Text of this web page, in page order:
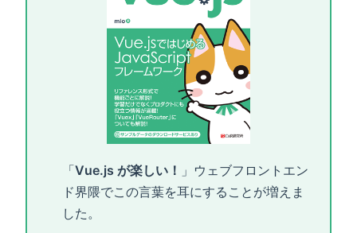
「Vue.js が楽しい！ 」ウェブフロントエン
ド界隈でこの言葉を耳にすることが増えま
した。